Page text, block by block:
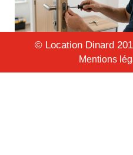
© Location Dinard
Mentions